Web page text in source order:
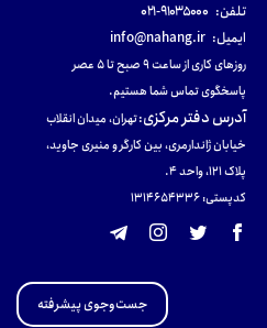
تلفن: ۹۱۰۳۵۰۰۰-۰۲۱
ایمیل: info@nahang.ir
روزهای کاری از ساعت ۹ صبح تا ۵ عصر
پاسخگوی تماس شما هستیم.
آدرس دفتر مرکزی:تهران، میدان انقلاب
خیابان ژاندارمری، بین کارگر و منیری جاوید،
پلاک 121، واحد ۴.
کدپستی: 131465433۶
جست‌وجوی پیشرفته